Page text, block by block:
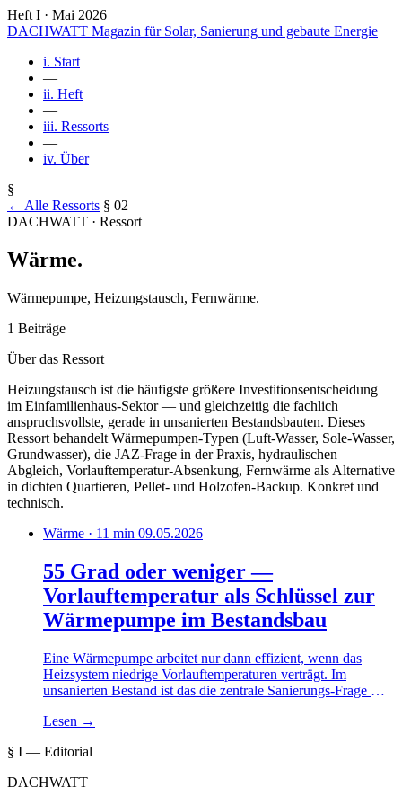
Heft I · Mai 2026
DACHWATT Magazin für Solar, Sanierung und gebaute Energie
i. Start
—
ii. Heft
—
iii. Ressorts
—
iv. Über
§
← Alle Ressorts § 02
DACHWATT · Ressort
Wärme.
Wärmepumpe, Heizungstausch, Fernwärme.
1 Beiträge
Über das Ressort
Heizungstausch ist die häufigste größere Investitionsentscheidung
im Einfamilienhaus-Sektor — und gleichzeitig die fachlich
anspruchsvollste, gerade in unsanierten Bestandsbauten. Dieses
Ressort behandelt Wärmepumpen-Typen (Luft-Wasser, Sole-Wasser,
Grundwasser), die JAZ-Frage in der Praxis, hydraulischen
Abgleich, Vorlauftemperatur-Absenkung, Fernwärme als Alternative
in dichten Quartieren, Pellet- und Holzofen-Backup. Konkret und
technisch.
Wärme · 11 min 09.05.2026
55 Grad oder weniger —
Vorlauftemperatur als Schlüssel zur
Wärmepumpe im Bestandsbau
Eine Wärmepumpe arbeitet nur dann effizient, wenn das
Heizsystem niedrige Vorlauftemperaturen verträgt. Im
unsanierten Bestand ist das die zentrale Sanierungs-Frage —
Lesen →
§ I — Editorial
DACHWATT